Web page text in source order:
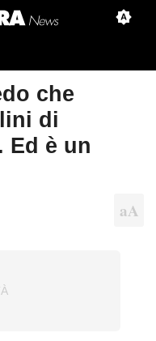
che
di
Ed è un